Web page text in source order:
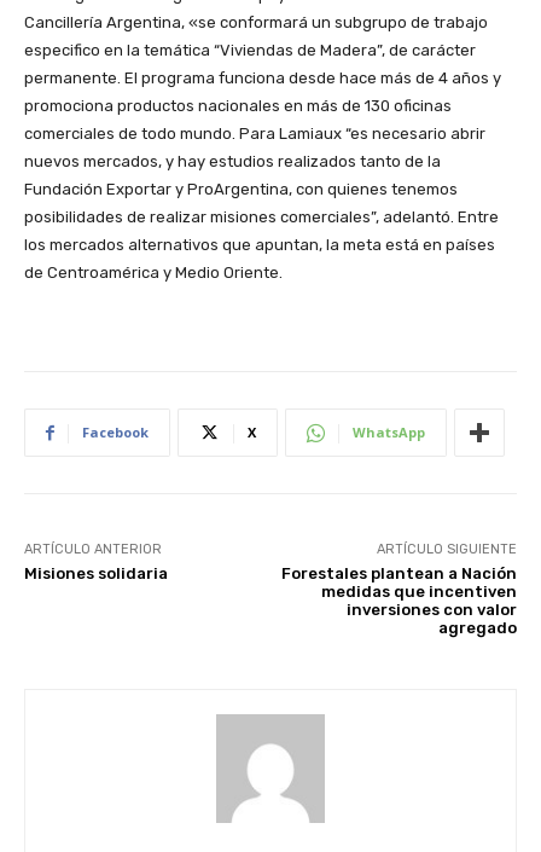
Cancillería Argentina, «se conformará un subgrupo de trabajo
especifico en la temática “Viviendas de Madera”, de carácter
permanente. El programa funciona desde hace más de 4 años y
promociona productos nacionales en más de 130 oficinas
comerciales de todo mundo. Para Lamiaux “es necesario abrir
nuevos mercados, y hay estudios realizados tanto de la
Fundación Exportar y ProArgentina, con quienes tenemos
posibilidades de realizar misiones comerciales”, adelantó. Entre
los mercados alternativos que apuntan, la meta está en países
de Centroamérica y Medio Oriente.
Facebook X WhatsApp
ARTÍCULO ANTERIOR
Misiones solidaria
ARTÍCULO SIGUIENTE
Forestales plantean a Nación
medidas que incentiven
inversiones con valor
agregado